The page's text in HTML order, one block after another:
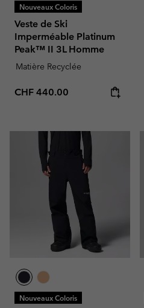
Nouveaux Coloris
Veste de Ski
Imperméable Platinum
Peak™ II 3L Homme
Matière Recyclée
Regular price:
CHF 440.00
Nouveaux Coloris